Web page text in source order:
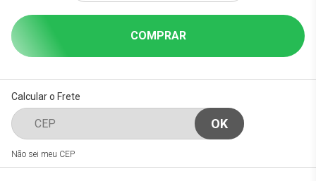
COMPRAR
Calcular o Frete
Não sei meu CEP